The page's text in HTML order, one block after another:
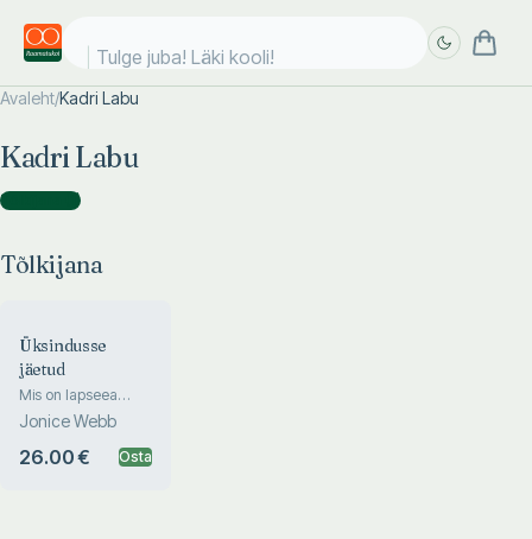
Tulge juba! Läki kooli!
Avaleht/Kadri Labu
Kadri Labu
Tõlkijana )
Tõlkijana
Üksindusse
jäetud
Mis on lapseea
emotsionaalne
hüljatus, kuidas see
mõjutab sinu
Jonice Webb
26.00 € Osta